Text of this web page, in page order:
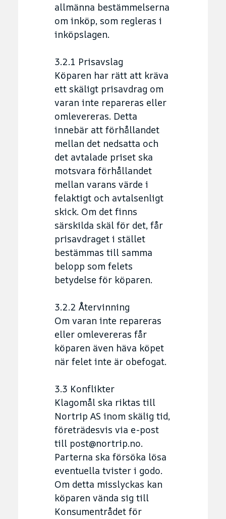
allmänna bestämmelserna
om inköp, som regleras i
inköpslagen.
3.2.1 Prisavslag
Köparen har rätt att kräva
ett skäligt prisavdrag om
varan inte repareras eller
omlevereras. Detta
innebär att förhållandet
mellan det nedsatta och
det avtalade priset ska
motsvara förhållandet
mellan varans värde i
felaktigt och avtalsenligt
skick. Om det finns
särskilda skäl för det, får
prisavdraget i stället
bestämmas till samma
belopp som felets
betydelse för köparen.
3.2.2 Återvinning
Om varan inte repareras
eller omlevereras får
köparen även häva köpet
när felet inte är obefogat.
3.3 Konflikter
Klagomål ska riktas till
Nortrip AS inom skälig tid,
företrädesvis via e-post
till post@nortrip.no.
Parterna ska försöka lösa
eventuella tvister i godo.
Om detta misslyckas kan
köparen vända sig till
Konsumentrådet för